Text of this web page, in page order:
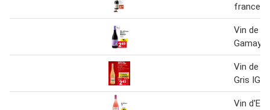
france
Vin de
Gamay
Vin de
Gris IGP*
Vin